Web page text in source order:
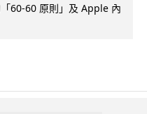
60-60 原則」及 Apple 內